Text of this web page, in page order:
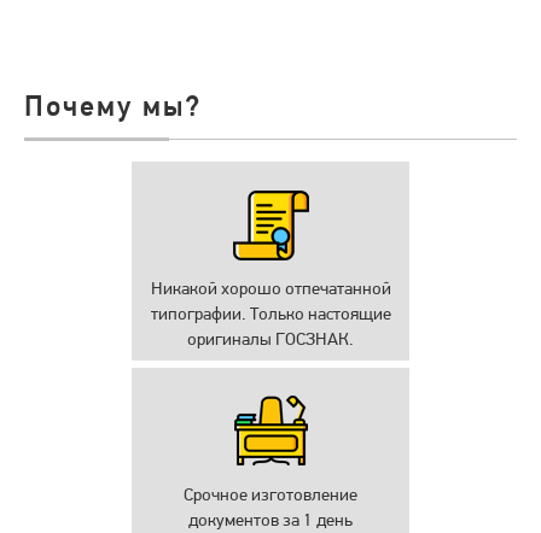
Почему мы?
Никакой хорошо отпечатанной
типографии. Только настоящие
оригиналы ГОСЗНАК.
Срочное изготовление
документов за 1 день